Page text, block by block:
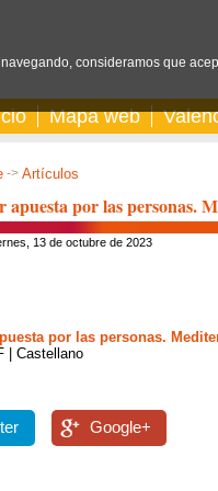
Mapa web
-> Artículos
apuesta por las personas.
13 de octubre de 2023
por las personas.
| Castellano
Google+
consideramos que